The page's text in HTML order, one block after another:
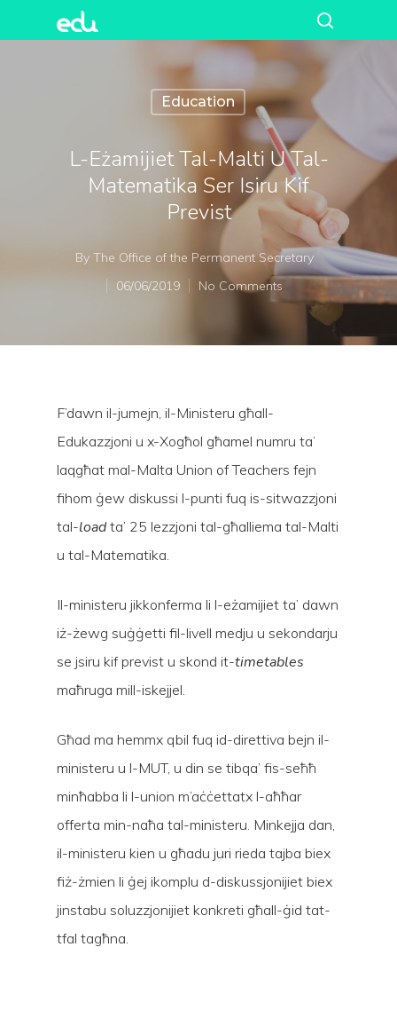
Hit enter to search or ESC to close
Education
L-Eżamijiet Tal-Malti U Tal-
Matematika Ser Isiru Kif
Previst
By The Office of the Permanent Secretary
06/06/2019
No Comments
F’dawn il-jumejn, il-Ministeru għall-
Edukazzjoni u x-Xogħol għamel numru ta’
laqgħat mal-Malta Union of Teachers fejn
fihom ġew diskussi l-punti fuq is-sitwazzjoni
tal-loadta’ 25 lezzjoni tal-għalliema tal-Malti
u tal-Matematika.
Il-ministeru jikkonferma li l-eżamijiet ta’ dawn
iż-żewg suġġetti fil-livell medju u sekondarju
se jsiru kif previst u skond it-timetables
maħruga mill-iskejjel.
Għad ma hemmx qbil fuq id-direttiva bejn il-
ministeru u l-MUT, u din se tibqa’ fis-seħħ
minħabba li l-union m’aċċettatx l-aħħar
offerta min-naħa tal-ministeru. Minkejja dan,
il-ministeru kien u għadu juri rieda tajba biex
fiż-żmien li ġej ikomplu d-diskussjonijiet biex
jinstabu soluzzjonijiet konkreti għall-ġid tat-
tfal tagħna.